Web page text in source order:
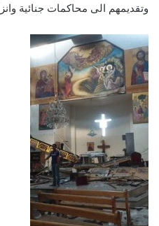
وتقديمهم الى محاكمات جنائية